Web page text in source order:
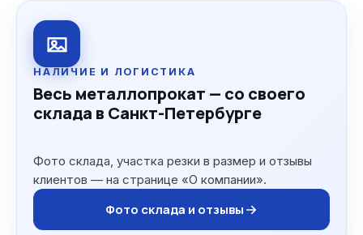
НАЛИЧИЕ И ЛОГИСТИКА
Весь металлопрокат — со своего
склада в Санкт-Петербурге
Фото склада, участка резки в размер и отзывы
клиентов — на странице «О компании».
Фото склада и отзывы